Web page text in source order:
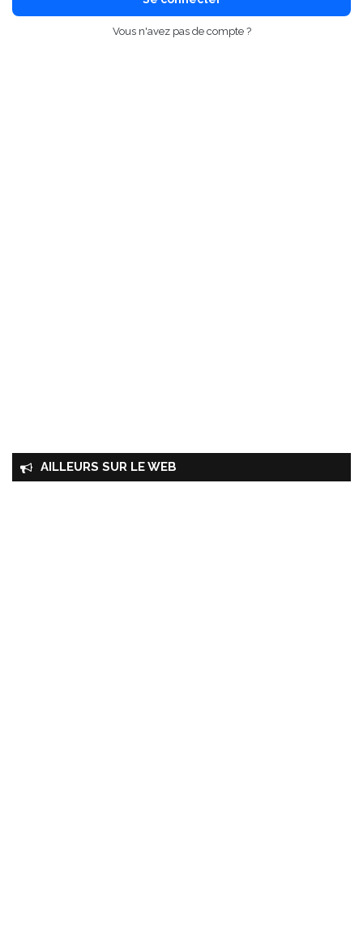
Vous n'avez pas de compte ?
AILLEURS SUR LE WEB